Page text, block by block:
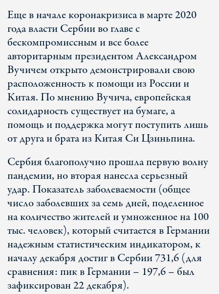
Еще в начале коронакризиса в марте 2020
года власти Сербии во главе с
бескомпромиссным и все более
авторитарным президентом Александром
Вучичем открыто демонстрировали свою
расположенность к помощи из России и
Китая. По мнению Вучича, европейская
солидарность существует на бумаге, а
помощь и поддержка могут поступить лишь
от друга и брата из Китая Си Цзиньпина.
Сербия благополучно прошла первую волну
пандемии, но вторая нанесла серьезный
удар. Показатель заболеваемости (общее
число заболевших за семь дней, поделенное
на количество жителей и умноженное на 100
тыс. человек), который считается в Германии
надежным статистическим индикатором, к
началу декабря достиг в Сербии 731,6 (для
сравнения: пик в Германии – 197,6 – был
зафиксирован 22 декабря).